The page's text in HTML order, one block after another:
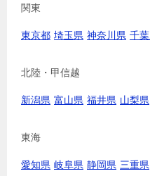
関東
東京都 埼玉県 神奈川県 千
北陸・甲信越
新潟県 富山県 福井県 山梨県
東海
愛知県 岐阜県 静岡県 三重県